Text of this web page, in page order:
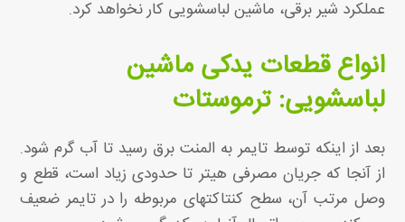
عملکرد شیر برقی، ماشین لباسشویی کار نخواهد کرد.
انواع قطعات یدکی ماشین
لباسشویی: ترموستات
بعد از اینکه توسط تایمر به المنت برق رسید تا آب گرم شود.
از آنجا که جریان مصرفی هیتر تا حدودی زیاد است، قطع و
وصل مرتب آن، سطح کنتاکتهای مربوطه را در تایمر ضعیف